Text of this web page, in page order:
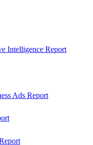
Intelligence Report
Ads Report